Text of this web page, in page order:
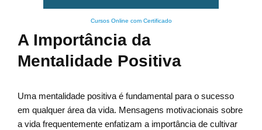
Cursos Online com Certificado
A Importância da
Mentalidade Positiva
Uma mentalidade positiva é fundamental para o sucesso
em qualquer área da vida. Mensagens motivacionais sobre
a vida frequentemente enfatizam a importância de cultivar